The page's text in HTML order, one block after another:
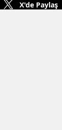
X'de Paylaş